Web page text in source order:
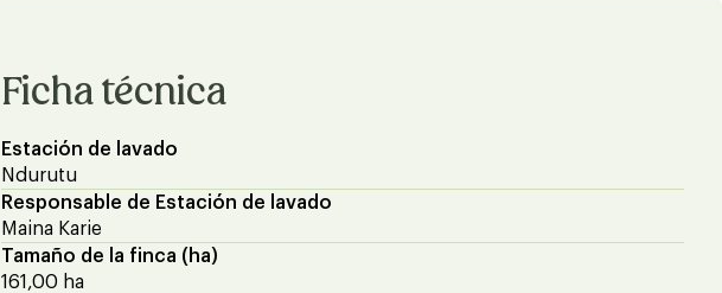
Ficha técnica
Estación de lavado
Ndurutu
Responsable de Estación de lavado
Maina Karie
Tamaño de la finca (ha)
161,00 ha